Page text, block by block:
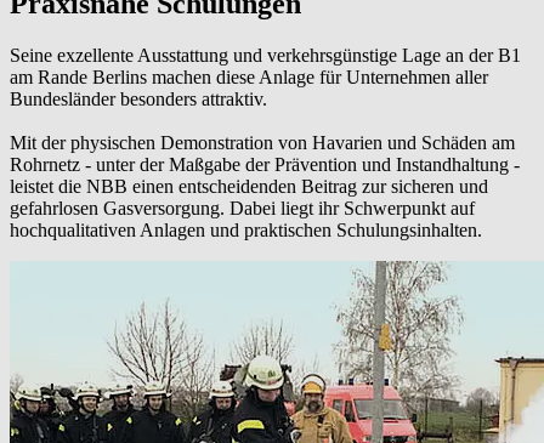
Seine exzellente Ausstattung und verkehrsgünstige Lage an der B1
am Rande Berlins machen diese Anlage für Unternehmen aller
Bundesländer besonders attraktiv.
Mit der physischen Demonstration von Havarien und Schäden am
Rohrnetz - unter der Maßgabe der Prävention und Instandhaltung -
leistet die NBB einen entscheidenden Beitrag zur sicheren und
gefahrlosen Gasversorgung. Dabei liegt ihr Schwerpunkt auf
hochqualitativen Anlagen und praktischen Schulungsinhalten.